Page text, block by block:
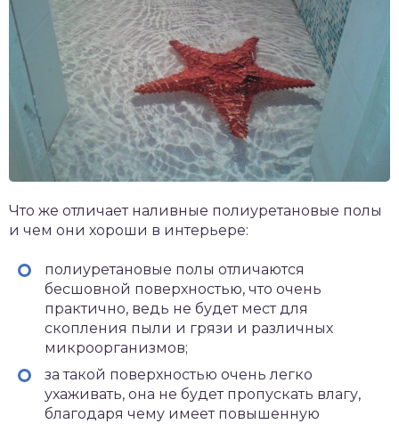
Что же отличает наливные полиуретановые полы
и чем они хороши в интерьере:
полиуретановые полы отличаются
бесшовной поверхностью, что очень
практично, ведь не будет мест для
скопления пыли и грязи и различных
микроорганизмов;
за такой поверхностью очень легко
ухаживать, она не будет пропускать влагу,
благодаря чему имеет повышенную